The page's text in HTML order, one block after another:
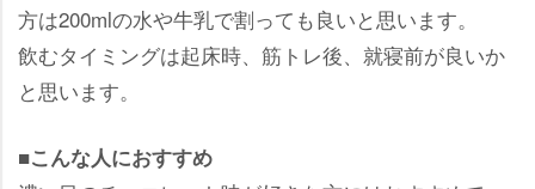
方は200mlの水や牛乳で割っても良いと思います。
飲むタイミングは起床時、筋トレ後、就寝前が良いか
と思います。
■こんな人におすすめ